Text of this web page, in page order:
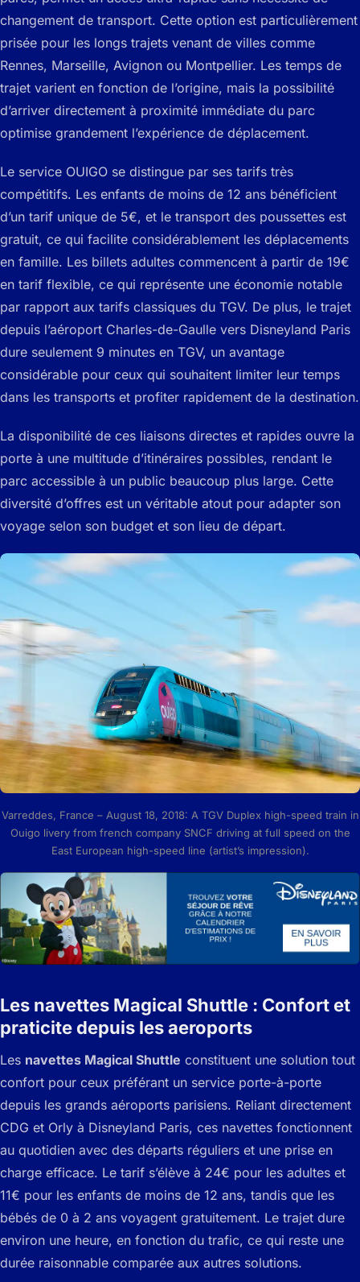
changement de transport. Cette option est particulièrement
prisée pour les longs trajets venant de villes comme
Rennes, Marseille, Avignon ou Montpellier. Les temps de
trajet varient en fonction de l’origine, mais la possibilité
d’arriver directement à proximité immédiate du parc
optimise grandement l’expérience de déplacement.
Le service OUIGO se distingue par ses tarifs très
compétitifs. Les enfants de moins de 12 ans bénéficient
d’un tarif unique de 5€, et le transport des poussettes est
gratuit, ce qui facilite considérablement les déplacements
en famille. Les billets adultes commencent à partir de 19€
en tarif flexible, ce qui représente une économie notable
par rapport aux tarifs classiques du TGV. De plus, le trajet
depuis l’aéroport Charles-de-Gaulle vers Disneyland Paris
dure seulement 9 minutes en TGV, un avantage
considérable pour ceux qui souhaitent limiter leur temps
dans les transports et profiter rapidement de la destination.
La disponibilité de ces liaisons directes et rapides ouvre la
porte à une multitude d’itinéraires possibles, rendant le
parc accessible à un public beaucoup plus large. Cette
diversité d’offres est un véritable atout pour adapter son
voyage selon son budget et son lieu de départ.
Varreddes, France – August 18, 2018: A TGV Duplex high-speed train in
Ouigo livery from french company SNCF driving at full speed on the
East European high-speed line (artist’s impression).
Les navettes Magical Shuttle : Confort et
praticite depuis les aeroports
Les navettes Magical Shuttle constituent une solution tout
confort pour ceux préférant un service porte-à-porte
depuis les grands aéroports parisiens. Reliant directement
CDG et Orly à Disneyland Paris, ces navettes fonctionnent
au quotidien avec des départs réguliers et une prise en
charge efficace. Le tarif s’élève à 24€ pour les adultes et
11€ pour les enfants de moins de 12 ans, tandis que les
bébés de 0 à 2 ans voyagent gratuitement. Le trajet dure
environ une heure, en fonction du trafic, ce qui reste une
durée raisonnable comparée aux autres solutions.